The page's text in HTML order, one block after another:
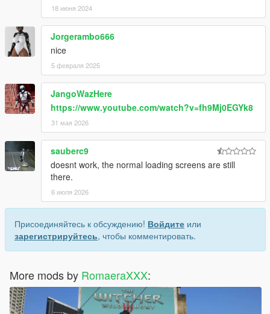
18 июня 2024
Jorgerambo666
nice
5 февраля 2025
JangoWazHere
https://www.youtube.com/watch?v=fh9Mj0EGYk8
31 мая 2026
sauberc9
doesnt work, the normal loading screens are still
there.
6 июля 2026
Присоединяйтесь к обсуждению! Войдите или
зарегистрируйтесь, чтобы комментировать.
More mods by RomaeraXXX: